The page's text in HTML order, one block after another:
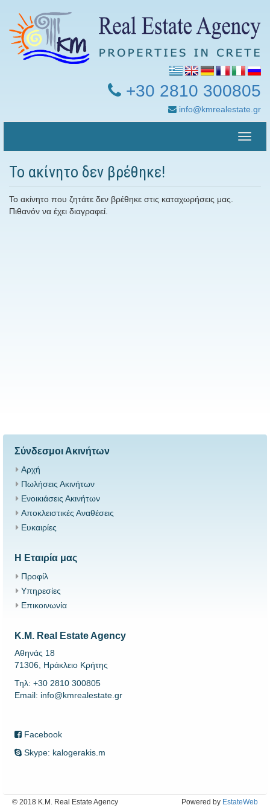
+30 2810 300805
info@kmrealestate.gr
Toggle
Το ακίνητο δεν βρέθηκε!
Το ακίνητο που ζητάτε δεν βρέθηκε στις καταχωρήσεις μας.
Πιθανόν να έχει διαγραφεί.
Σύνδεσμοι Ακινήτων
Αρχή
Πωλήσεις Ακινήτων
Ενοικιάσεις Ακινήτων
Αποκλειστικές Αναθέσεις
Ευκαιρίες
Η Εταιρία μας
Προφίλ
Υπηρεσίες
Επικοινωνία
K.M. Real Estate Agency
Αθηνάς 18
71306, Ηράκλειο Κρήτης
Τηλ: +30 2810 300805
Email: info@kmrealestate.gr
Facebook
Skype: kalogerakis.m
© 2018 K.M. Real Estate Agency Powered by EstateWeb